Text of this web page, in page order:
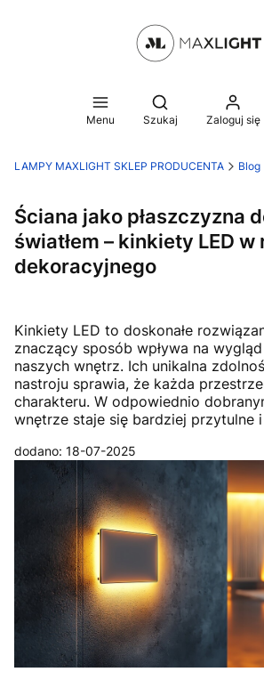
Menu
Otwórz
Szukaj Zaloguj się
LAMPY MAXLIGHT SKLEP PRODUCENTA Blog
Ściana jako płaszczyzna
światłem – kinkiety LED
dekoracyjnego
Kinkiety LED to doskonałe
znaczący sposób wpływa na
naszych wnętrz. Ich unikalna
nastroju sprawia, że każda
charakteru. W odpowiednio
wnętrze staje się bardziej przytulne
dodano: 18-07-2025